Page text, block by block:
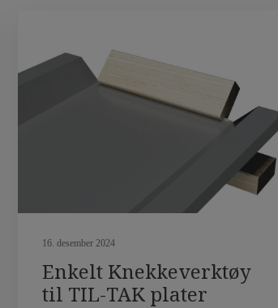
tydelig […]
16. desember 2024
Enkelt Knekkeverktøy
til TIL-TAK plater